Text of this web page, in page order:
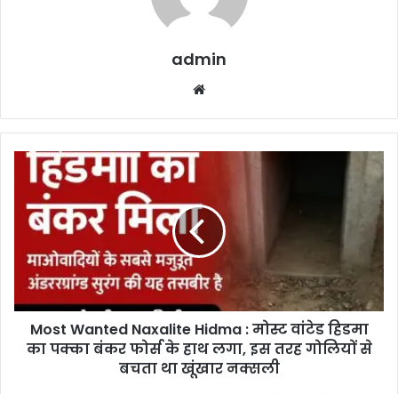
admin
Most
Wanted
Naxalite
Hidma
मोस्ट
वांटेड
हिडमा
का
पक्का
बंकर
Most Wanted Naxalite Hidma : मोस्ट वांटेड हिडमा
का पक्का बंकर फोर्स के हाथ लगा, इस तरह गोलियों से
बचता था खूंखार नक्सली